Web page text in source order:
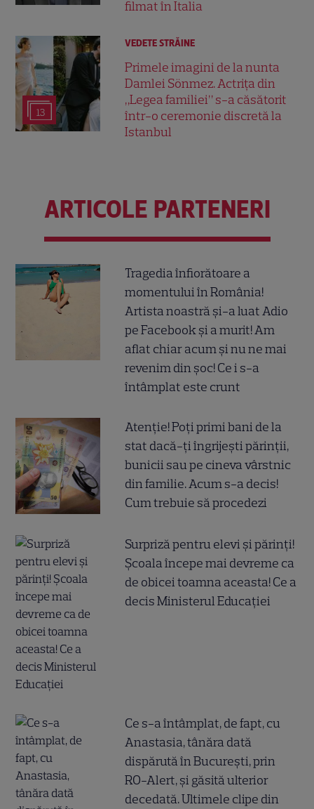
filmat în Italia
13
VEDETE STRĂINE
Primele imagini de la nunta
Damlei Sönmez. Actrița din
„Legea familiei” s-a căsătorit
într-o ceremonie discretă la
Istanbul
ARTICOLE PARTENERI
Tragedia înfiorătoare a
momentului în România!
Artista noastră și-a luat Adio
pe Facebook și a murit! Am
aflat chiar acum și nu ne mai
revenim din șoc! Ce i s-a
întâmplat este crunt
Atenție! Poți primi bani de la
stat dacă-ți îngrijești părinții,
bunicii sau pe cineva vârstnic
din familie. Acum s-a decis!
Cum trebuie să procedezi
Surpriză pentru elevi și părinți!
Școala începe mai devreme ca
de obicei toamna aceasta! Ce a
decis Ministerul Educației
Ce s-a întâmplat, de fapt, cu
Anastasia, tânăra dată
dispărută în București, prin
RO-Alert, și găsită ulterior
decedată. Ultimele clipe din